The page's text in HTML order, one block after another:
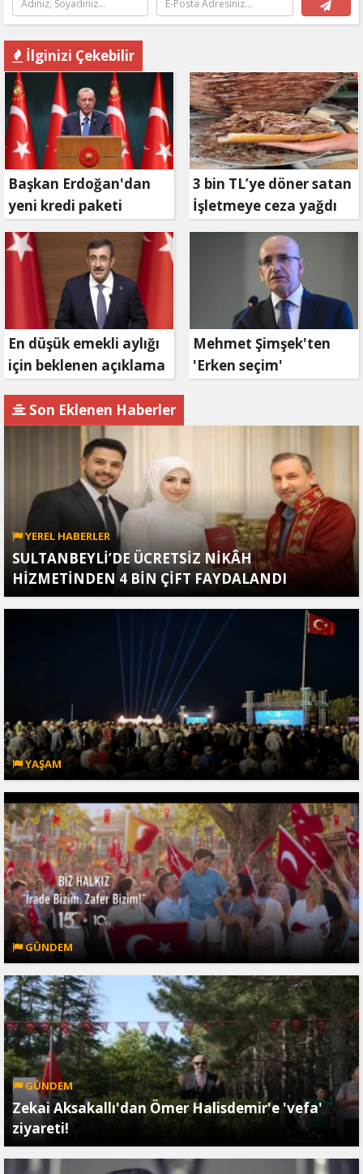
İlginizi Çekebilir
Başkan Erdoğan'dan
yeni kredi paketi
müjdesi: 6 ay geri
ödemesiz, 36 ay vadeli
3 bin TL’ye döner satan
İşletmeye ceza yağdı
En düşük emekli aylığı
için beklenen açıklama
Mehmet Şimşek'ten
'Erken seçim'
Son Eklenen Haberler
YEREL HABERLER
SULTANBEYLİ’DE ÜCRETSİZ NİKÂH
HİZMETİNDEN 4 BİN ÇİFT FAYDALANDI
YAŞAM
GÜNDEM
GÜNDEM
Zekai Aksakallı'dan Ömer Halisdemir'e 'vefa'
ziyareti!